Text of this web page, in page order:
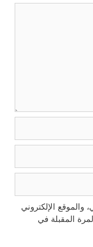
والموقع الإلكتروني
المقبلة في